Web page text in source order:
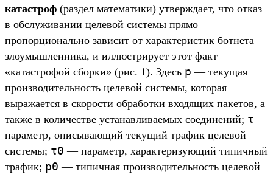
катастроф (раздел математики) утверждает, что отказ
в обслуживании целевой системы прямо
пропорционально зависит от характеристик ботнета
злоумышленника, и иллюстрирует этот факт
«катастрофой сборки» (рис. 1). Здесь p — текущая
производительность целевой системы, которая
выражается в скорости обработки входящих пакетов, а
также в количестве устанавливаемых соединений; τ —
параметр, описывающий текущий трафик целевой
системы; τ0 — параметр, характеризующий типичный
трафик; p0 — типичная производительность целевой